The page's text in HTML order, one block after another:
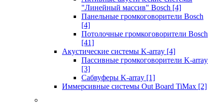
"Линейный массив" Bosch [4]
Панельные громкоговорители Bosch
[4]
Потолочные громкоговорители Bosch
[41]
Акустические системы K-array [4]
Пассивные громкоговорители K-array
[3]
Сабвуферы K-array [1]
Иммерсивные системы Out Board TiMax [2]